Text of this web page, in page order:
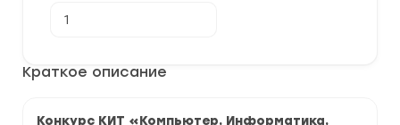
Краткое описание
Конкурс КИТ «Компьютер, Информатика,
товара
"КИТ"
компьютеры,